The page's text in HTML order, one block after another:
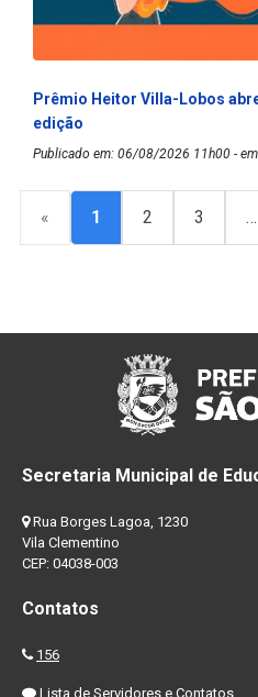
Prêmio Heitor Villa-Lobos
edição
Publicado em: 06/08/2026 11h00 -
« 1 2 3 …
Secretaria Municipal de
Rua Borges Lagoa, 1230
Vila Clementino
CEP: 04038-003
Contatos
156
Lista de Servidores e Contatos